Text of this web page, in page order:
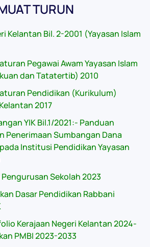
TURUN
Kelantan Bil. 2-2001 (Yayasan Islam
Pegawai Awam Yayasan Islam
dan Tatatertib) 2010
Pendidikan (Kurikulum)
2017
YIK Bil.1/2021:- Panduan
Penerimaan Sumbangan Dana
Institusi Pendidikan Yayasan
Sekolah 2023
Dasar Pendidikan Rabbani
Kerajaan Negeri Kelantan 2024-
PMBI 2023-2033